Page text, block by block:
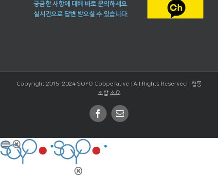
궁금한 사항에 대해 바로 문의하세요.
실시간으로 답변 받으실 수 있습니다.
Copyright 2015-2024 SOYO Cooperative | All Rights Reserved | 협동
조합 소요
Facebook
Email